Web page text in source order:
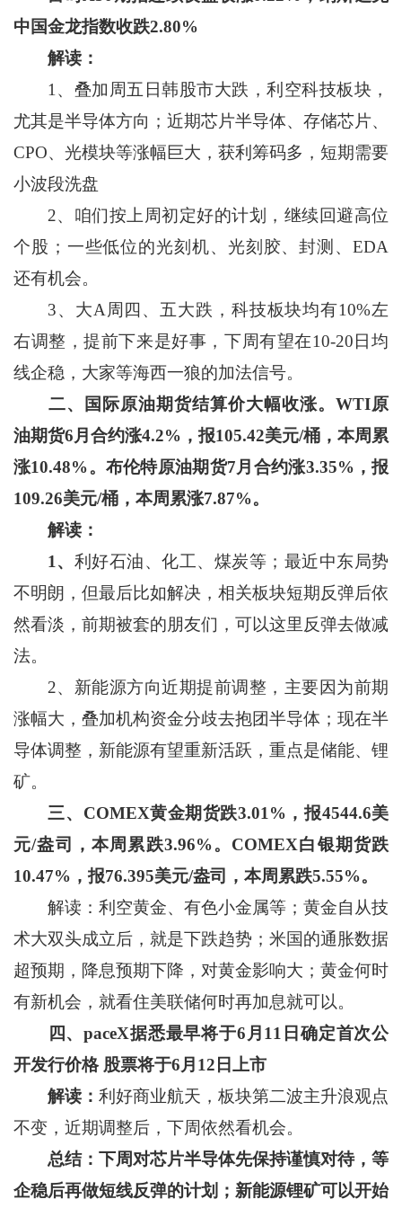
中国金龙指数收跌2.80%
解读：
1、叠加周五日韩股市大跌，利空科技板块，
尤其是半导体方向；近期芯片半导体、存储芯片、
CPO、光模块等涨幅巨大，获利筹码多，短期需要
小波段洗盘
2、咱们按上周初定好的计划，继续回避高位
个股；一些低位的光刻机、光刻胶、封测、EDA
还有机会。
3、大A周四、五大跌，科技板块均有10%左
右调整，提前下来是好事，下周有望在10-20日均
线企稳，大家等海西一狼的加法信号。
二、国际原油期货结算价大幅收涨。WTI原
油期货6月合约涨4.2% ，报105.42美元/桶，本周累
涨10.48%。布伦特原油期货7月合约涨3.35% ，报
109.26美元/桶，本周累涨7.87%。
解读：
1、 利好石油、化工、煤炭等；最近中东局势
不明朗，但最后比如解决，相关板块短期反弹后依
然看淡，前期被套的朋友们，可以这里反弹去做减
法。
2、新能源方向近期提前调整，主要因为前期
涨幅大，叠加机构资金分歧去抱团半导体；现在半
导体调整，新能源有望重新活跃，重点是储能、锂
矿。
三、 COMEX黄金期货跌3.01% ，报4544.6美
元/盎司，本周累跌3.96%。 COMEX白银期货跌
10.47% ，报76.395美元/盎司，本周累跌5.55%。
解读：利空黄金、有色小金属等；黄金自从技
术大双头成立后，就是下跌趋势；米国的通胀数据
超预期，降息预期下降，对黄金影响大；黄金何时
有新机会，就看住美联储何时再加息就可以。
四、paceX据悉最早将于6月 11 日确定首次公
开发行价格 股票将于6月 12 日上市
解读： 利好商业航天，板块第二波主升浪观点
不变，近期调整后，下周依然看机会。
总结：下周对芯片半导体先保持谨慎对待，等
企稳后再做短线反弹的计划；新能源锂矿可以开始